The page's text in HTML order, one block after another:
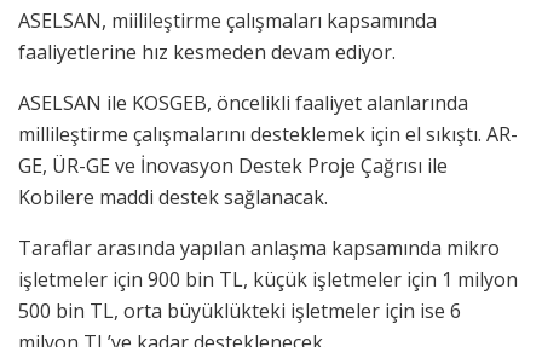
ASELSAN, miilileştirme çalışmaları kapsamında
faaliyetlerine hız kesmeden devam ediyor.
ASELSAN ile KOSGEB, öncelikli faaliyet alanlarında
millileştirme çalışmalarını desteklemek için el sıkıştı. AR-
GE, ÜR-GE ve İnovasyon Destek Proje Çağrısı ile
Kobilere maddi destek sağlanacak.
Taraflar arasında yapılan anlaşma kapsamında mikro
işletmeler için 900 bin TL, küçük işletmeler için 1 milyon
500 bin TL, orta büyüklükteki işletmeler için ise 6